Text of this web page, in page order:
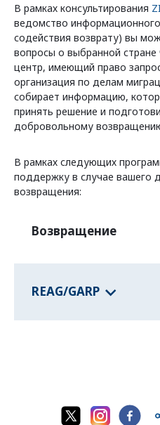
В рамках консультирования
ведомство
содействия возврату) вы
вопросы о выбранной стране
центр, имеющий право
организация по делам
собирает информацию,
принять решение и
добровольному
В рамках следующих
поддержку в случае вашего
возвращения:
Возвращение
REAG/GARP